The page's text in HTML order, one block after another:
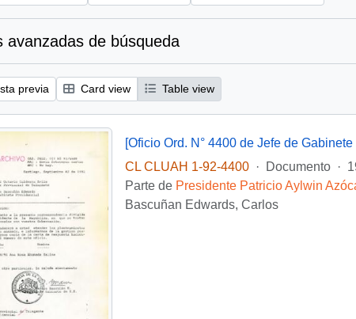
avanzadas de búsqueda
previa Card view Table view
[Oficio Ord. N° 4400 de Jefe de
CL CLUAH 1-92-4400
· Documento ·
Parte de Presidente Patricio Aylwin
Bascuñan Edwards, Carlos